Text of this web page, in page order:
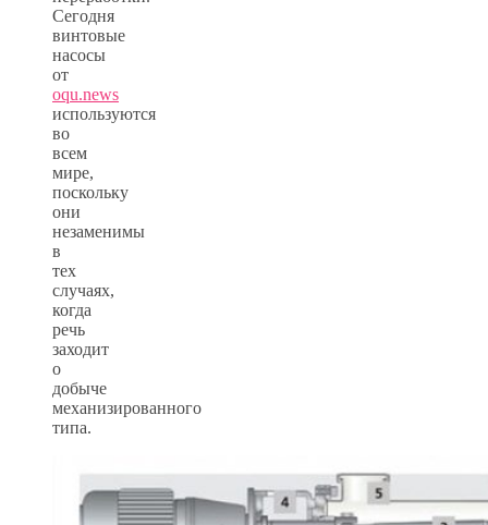
Сегодня
винтовые
насосы
от
oqu.news
используются
во
всем
мире,
поскольку
они
незаменимы
в
тех
случаях,
когда
речь
заходит
о
добыче
механизированного
типа.